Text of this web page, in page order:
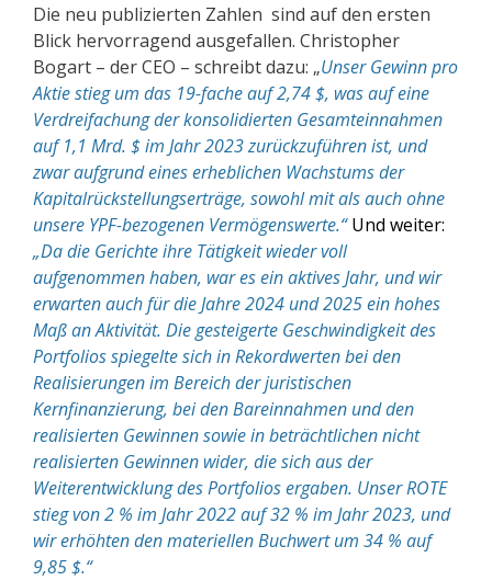
Die neu publizierten Zahlen sind auf den ersten
Blick hervorragend ausgefallen. Christopher
Bogart – der CEO – schreibt dazu: „Unser Gewinn pro
Aktie stieg um das 19-fache auf 2,74 $, was auf eine
Verdreifachung der konsolidierten Gesamteinnahmen
auf 1,1 Mrd. $ im Jahr 2023 zurückzuführen ist, und
zwar aufgrund eines erheblichen Wachstums der
Kapitalrückstellungserträge, sowohl mit als auch ohne
unsere YPF-bezogenen Vermögenswerte.“Und weiter:
„Da die Gerichte ihre Tätigkeit wieder voll
aufgenommen haben, war es ein aktives Jahr, und wir
erwarten auch für die Jahre 2024 und 2025 ein hohes
Maß an Aktivität. Die gesteigerte Geschwindigkeit des
Portfolios spiegelte sich in Rekordwerten bei den
Realisierungen im Bereich der juristischen
Kernfinanzierung, bei den Bareinnahmen und den
realisierten Gewinnen sowie in beträchtlichen nicht
realisierten Gewinnen wider, die sich aus der
Weiterentwicklung des Portfolios ergaben. Unser ROTE
stieg von 2 % im Jahr 2022 auf 32 % im Jahr 2023, und
wir erhöhten den materiellen Buchwert um 34 % auf
9,85 $.“